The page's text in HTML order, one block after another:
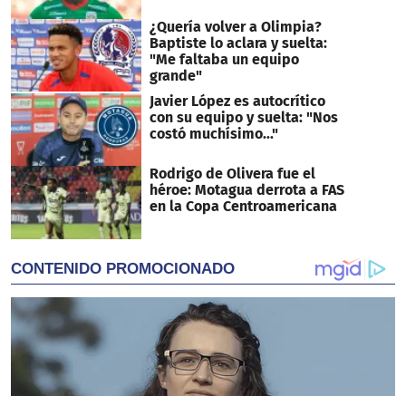
¿Quería volver a Olimpia?
Baptiste lo aclara y suelta:
"Me faltaba un equipo
grande"
Javier López es autocrítico
con su equipo y suelta: "Nos
costó muchísimo..."
Rodrigo de Olivera fue el
héroe: Motagua derrota a FAS
en la Copa Centroamericana